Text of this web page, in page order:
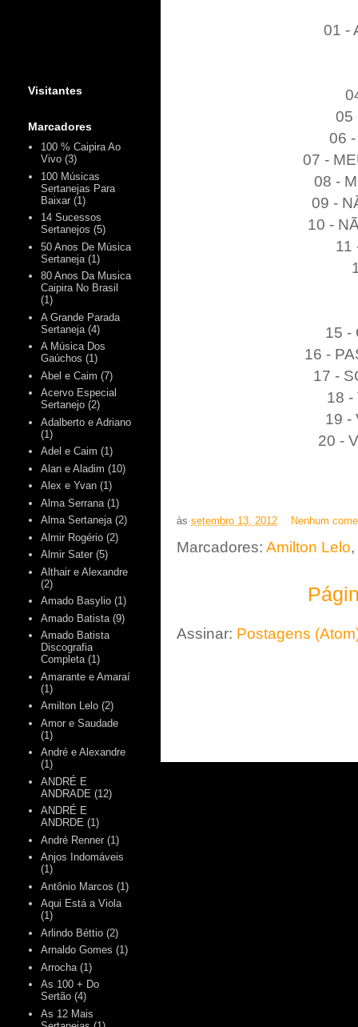
01 -
05
06
07 -
08 -
09 -
10 -
11
15 -
16 -
17 -
18 -
19 -
20 -
às setembro 13, 2012 Nenhum
Marcadores: Amilton Lelo,
Assinar: Postagens
Visitantes
Marcadores
100 % Caipira Ao
Vivo (3)
100 Músicas
Sertanejas Para
Baixar (1)
14 Sucessos
Sertanejos (5)
50 Anos De Música
Sertaneja (1)
80 Anos Da Musica
Caipira No Brasil
(1)
A Grande Parada
Sertaneja (4)
A Música Dos
Gaúchos (1)
Abel e Caim (7)
Acervo Especial
Sertanejo (2)
Adalberto e Adriano
(1)
Adel e Caim (1)
Alan e Aladim (10)
Alex e Yvan (1)
Alma Serrana (1)
Alma Sertaneja (2)
Almir Rogério (2)
Almir Sater (5)
Althair e Alexandre
(2)
Amado Basylio (1)
Amado Batista (9)
Amado Batista
Discografia
Completa (1)
Amarante e Amaraí
(1)
Amilton Lelo (2)
Amor e Saudade
(1)
André e Alexandre
(1)
ANDRÉ E
ANDRADE (12)
ANDRÉ E
ANDRDE (1)
André Renner (1)
Anjos Indomáveis
(1)
Antônio Marcos (1)
Aqui Está a Viola
(1)
Arlindo Béttio (2)
Arnaldo Gomes (1)
Arrocha (1)
As 100 + Do
Sertão (4)
As 12 Mais